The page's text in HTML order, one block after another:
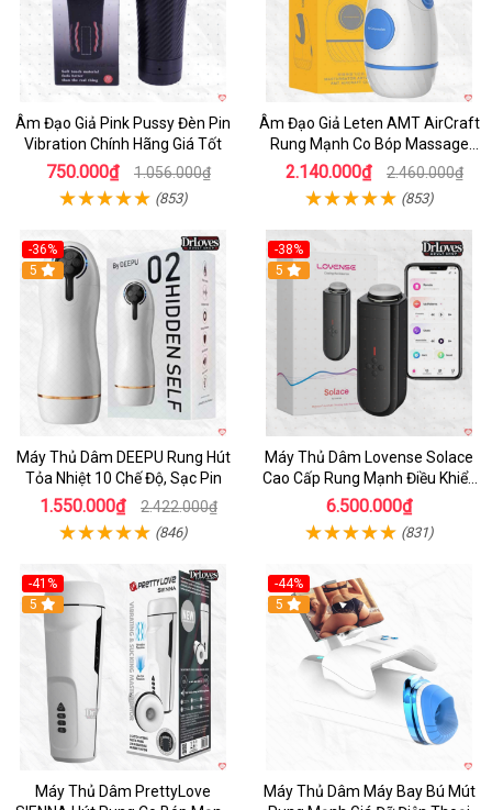
Âm Đạo Giả Pink Pussy Đèn Pin
Vibration Chính Hãng Giá Tốt
750.000₫ 1.056.000₫
(853)
Âm Đạo Giả Leten AMT AirCraft
Rung Mạnh Co Bóp Massage
Êm Ái
2.140.000₫ 2.460.000₫
(853)
-36%
Hot
5
Máy Thủ Dâm DEEPU Rung Hút
Tỏa Nhiệt 10 Chế Độ, Sạc Pin
1.550.000₫ 2.422.000₫
(846)
-38%
Hot
5
Máy Thủ Dâm Lovense Solace
Cao Cấp Rung Mạnh Điều Khiển
App
6.500.000₫
(831)
-41%
Hot
5
Máy Thủ Dâm PrettyLove
-44%
Hot
5
Máy Thủ Dâm Máy Bay Bú Mút